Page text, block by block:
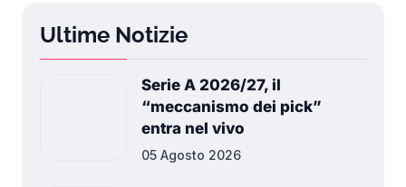
Ultime Notizie
Serie A 2026/27, il
“meccanismo dei pick”
entra nel vivo
05 Agosto 2026